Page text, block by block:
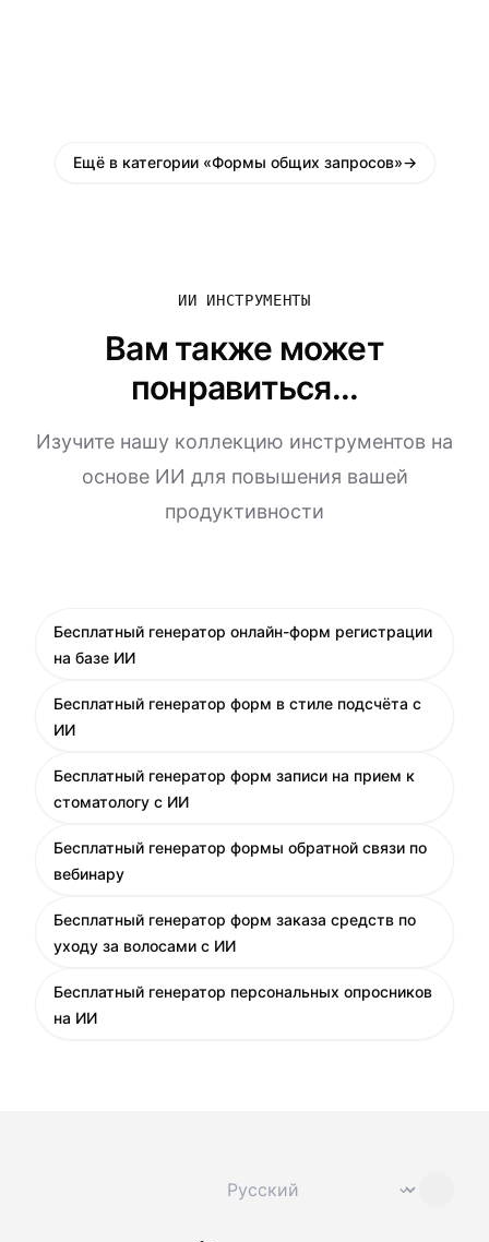
Ещё в категории «Формы общих запросов»→
ИИ ИНСТРУМЕНТЫ
Вам также может
понравиться...
Изучите нашу коллекцию инструментов на
основе ИИ для повышения вашей
продуктивности
Бесплатный генератор онлайн-форм регистрации
на базе ИИ
Бесплатный генератор форм в стиле подсчёта с
ИИ
Бесплатный генератор форм записи на прием к
стоматологу с ИИ
Бесплатный генератор формы обратной связи по
вебинару
Бесплатный генератор форм заказа средств по
уходу за волосами с ИИ
Бесплатный генератор персональных опросников
на ИИ
⌄